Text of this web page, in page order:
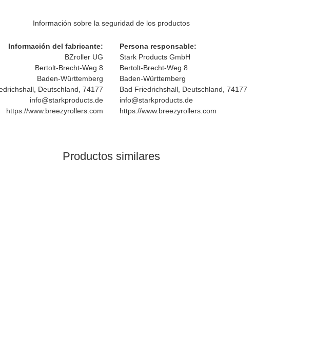
Información sobre la seguridad de los productos
Información del fabricante:
BZroller UG
Bertolt-Brecht-Weg 8
Baden-Württemberg
Deutschland, 74177
info@starkproducts.de
https://www.breezyrollers.com
Persona responsable:
Stark Products GmbH
Bertolt-Brecht-Weg 8
Baden-Württemberg
Bad Friedrichshall, Deutschland, 74177
info@starkproducts.de
https://www.breezyrollers.com
Productos similares